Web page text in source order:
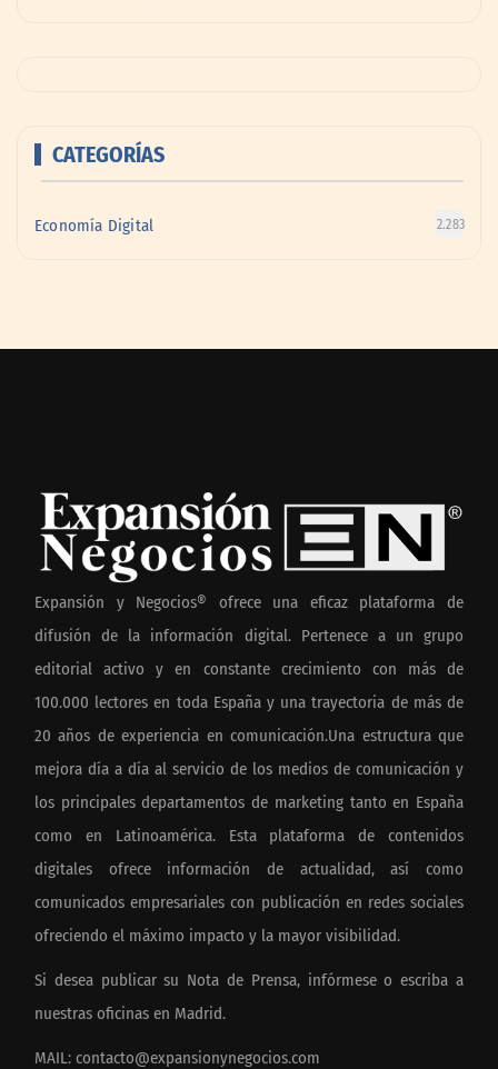
CATEGORÍAS
Economía Digital 2.283
Expansión y Negocios® ofrece una eficaz plataforma de
difusión de la información digital. Pertenece a un grupo
editorial activo y en constante crecimiento con más de
100.000 lectores en toda España y una trayectoria de más de
20 años de experiencia en comunicación.Una estructura que
mejora día a día al servicio de los medios de comunicación y
los principales departamentos de marketing tanto en España
como en Latinoamérica. Esta plataforma de contenidos
digitales ofrece información de actualidad, así como
comunicados empresariales con publicación en redes sociales
ofreciendo el máximo impacto y la mayor visibilidad.
Si desea publicar su Nota de Prensa, infórmese o escriba a
nuestras oficinas en Madrid.
MAIL: contacto@expansionynegocios.com